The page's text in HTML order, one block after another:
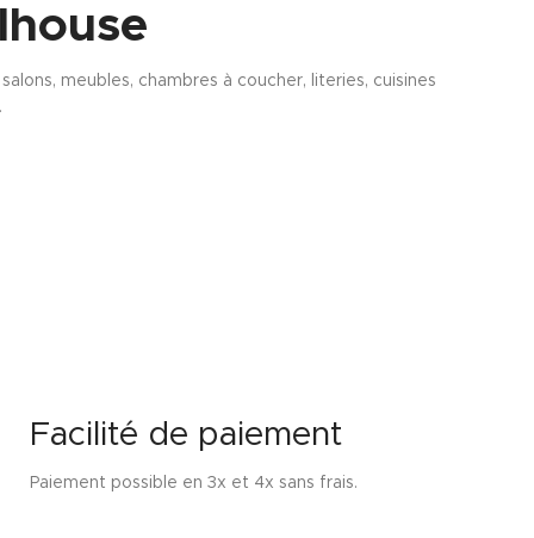
meubles, chambres à coucher, literies, cuisines
Facilité de paiement
Paiement possible en 3x et 4x sans frais.